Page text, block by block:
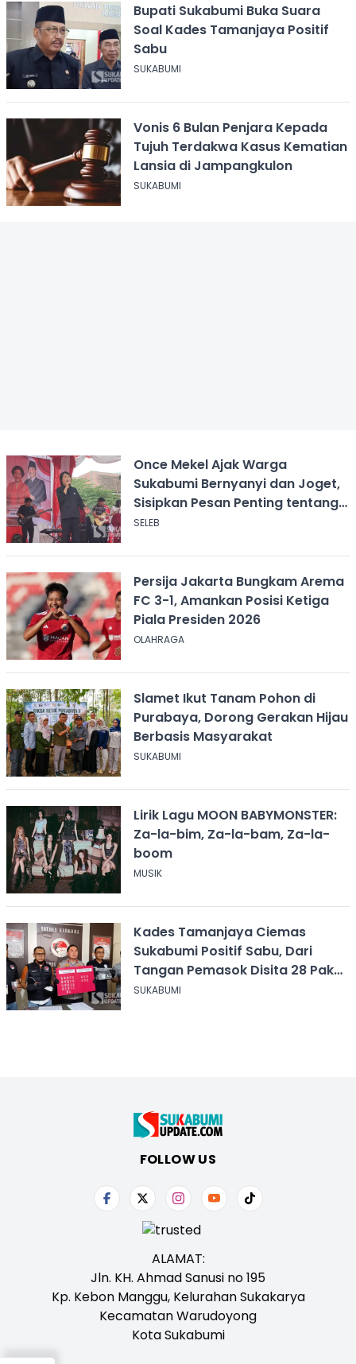
Bupati Sukabumi Buka Suara
Soal Kades Tamanjaya Positif
Sabu
SUKABUMI
Vonis 6 Bulan Penjara Kepada
Tujuh Terdakwa Kasus Kematian
Lansia di Jampangkulon
SUKABUMI
Once Mekel Ajak Warga
Sukabumi Bernyanyi dan Joget,
Sisipkan Pesan Penting tentang
ASI
SELEB
Persija Jakarta Bungkam Arema
FC 3-1, Amankan Posisi Ketiga
Piala Presiden 2026
OLAHRAGA
Slamet Ikut Tanam Pohon di
Purabaya, Dorong Gerakan Hijau
Berbasis Masyarakat
SUKABUMI
Lirik Lagu MOON BABYMONSTER:
Za-la-bim, Za-la-bam, Za-la-
boom
MUSIK
Kades Tamanjaya Ciemas
Sukabumi Positif Sabu, Dari
Tangan Pemasok Disita 28 Paket
Narkoba
SUKABUMI
FOLLOW US
ALAMAT:
Jln. KH. Ahmad Sanusi no 195
Kp. Kebon Manggu, Kelurahan Sukakarya
Kecamatan Warudoyong
Kota Sukabumi